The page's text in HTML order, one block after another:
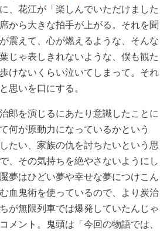
、花江が「楽しんでいただけました
から大きな拍手が上がる。それを聞
震えて、心が燃えるような、そんな
じゃ表しきれないような、僕も観た
けないくらい泣いてしまって。それ
思いを口にする。
郎を演じるにあたり意識したことに
何が原動力になっているかという
たい、家族の仇を討ちたいという思
、その気持ちを絶やさないようにし
夢はひどい夢や幸せな夢につけこん
血鬼術を使っているので、より炭治
が無限列車では爆発していたんじゃ
メント。鬼頭は「今回の物語では、